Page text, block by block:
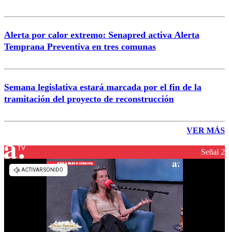
Alerta por calor extremo: Senapred activa Alerta
Temprana Preventiva en tres comunas
Semana legislativa estará marcada por el fin de la
tramitación del proyecto de reconstrucción
VER MÁS
Señal 2